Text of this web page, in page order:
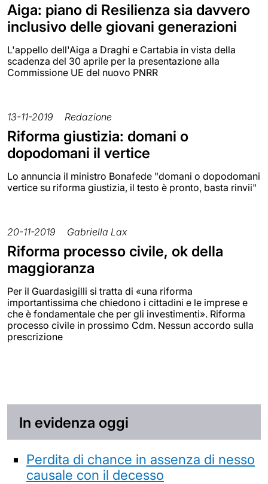
Aiga: piano di Resilienza sia davvero
inclusivo delle giovani generazioni
L'appello dell'Aiga a Draghi e Cartabia in vista della
scadenza del 30 aprile per la presentazione alla
Commissione UE del nuovo PNRR
13-11-2019 Redazione
Riforma giustizia: domani o
dopodomani il vertice
Lo annuncia il ministro Bonafede "domani o dopodomani
vertice su riforma giustizia, il testo è pronto, basta rinvii"
20-11-2019 Gabriella Lax
Riforma processo civile, ok della
maggioranza
Per il Guardasigilli si tratta di «una riforma
importantissima che chiedono i cittadini e le imprese e
che è fondamentale che per gli investimenti». Riforma
processo civile in prossimo Cdm. Nessun accordo sulla
prescrizione
In evidenza oggi
Perdita di chance in assenza di nesso
causale con il decesso